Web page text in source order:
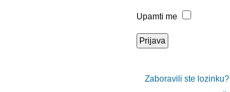
Upamti me
Zaboravili ste lozinku?